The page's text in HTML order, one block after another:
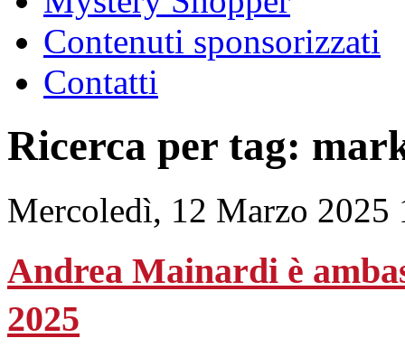
Contenuti sponsorizzati
Contatti
Ricerca per tag:
Mercoledì, 12 Marzo 2025
Andrea Mainardi è
2025